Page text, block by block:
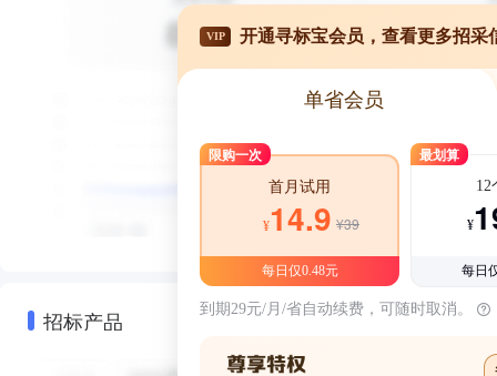
招标产品
VIP 开通寻标宝会员，查看更多招采
单省会员
限购一次
首月试用
¥14.9 ¥39
每日仅0.48元
最划算
12
¥
每日
到期29元/月/省自动续费，可随时取消。